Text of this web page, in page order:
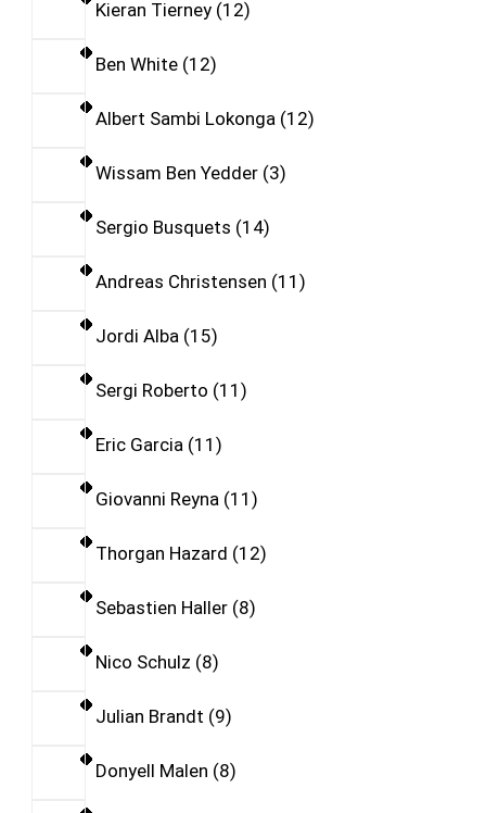
Kieran Tierney 12
Ben White 12
Albert Sambi Lokonga 12
Wissam Ben Yedder 3
Sergio Busquets 14
Andreas Christensen 11
Jordi Alba 15
Sergi Roberto 11
Eric Garcia 11
Giovanni Reyna 11
Thorgan Hazard 12
Sebastien Haller 8
Nico Schulz 8
Julian Brandt 9
Donyell Malen 8